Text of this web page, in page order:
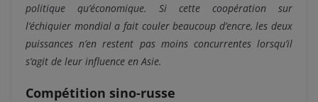
politique qu’économique. Si cette coopération sur
l’échiquier mondial a fait couler beaucoup d’encre, les deux
puissances n’en restent pas moins concurrentes lorsqu’il
s’agit de leur influence en Asie.
Compétition sino-russe